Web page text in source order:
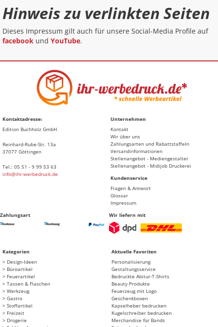
Hinweis zu verlinkten Seiten
Dieses Impressum gilt auch für unsere Social-Media Profile auf
facebook und YouTube.
Kontaktadresse:
Edition Buchholz GmbH
Reinhard-Rube-Str. 13a
37077 Göttingen
Tel.: 05 51 - 9 99 53 63
info@ihr-werbedruck.de
Unternehmen
Kontakt
Wir über uns
Zahlungsarten und Rabattstaffeln
Versandinformationen
Stellenangebot - Mediengestalter
Stellenangebot - Midijob Druckerei
Kundenservice
Fragen & Antwort
Glossar
Impressum
Wir liefern mit
Zahlungsart
Kategorien
Design-Ideen
Büroartikel
Feuerartikel
Tassen & Flaschen
Werkzeug
Gastro
Stoffartikel
Freizeit
Drogerie
Aktuelle Favoriten
Personalisierung
Gestaltungsservice
Bedruckte Abitur-T-Shirts
Beauty Produkte
Feuerzeug mit Logo
Geschenkboxen
Kapselheber bedrucken
Kugelschreiber bedrucken
Merchandise für Bands